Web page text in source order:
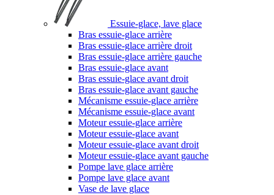
Essuie-glace, lave glace
Bras essuie-glace arrière
Bras essuie-glace arrière droit
Bras essuie-glace arrière gauche
Bras essuie-glace avant
Bras essuie-glace avant droit
Bras essuie-glace avant gauche
Mécanisme essuie-glace arrière
Mécanisme essuie-glace avant
Moteur essuie-glace arrière
Moteur essuie-glace avant
Moteur essuie-glace avant droit
Moteur essuie-glace avant gauche
Pompe lave glace arrière
Pompe lave glace avant
Vase de lave glace